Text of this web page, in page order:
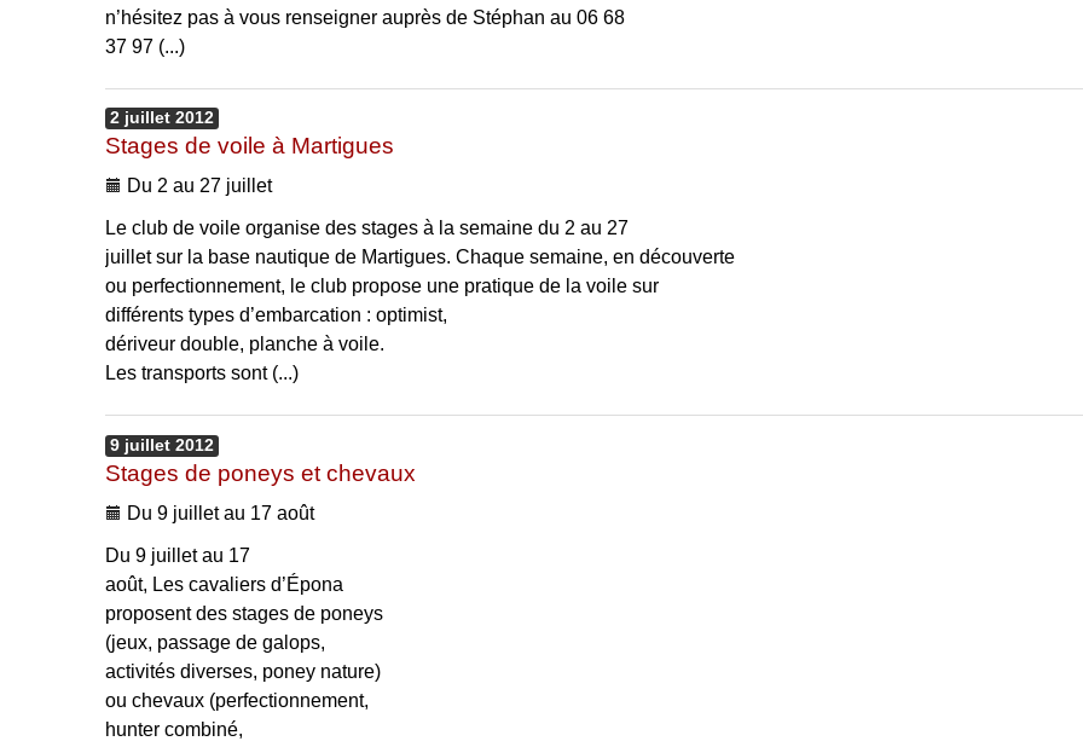
n’hésitez pas à vous renseigner auprès de Stéphan au 06 68
37 97 (...)
2 juillet 2012
Stages de voile à Martigues
Du 2 au 27 juillet
Le club de voile organise des stages à la semaine du 2 au 27
juillet sur la base nautique de Martigues. Chaque semaine, en découverte
ou perfectionnement, le club propose une pratique de la voile sur
différents types d’embarcation : optimist,
dériveur double, planche à voile.
Les transports sont (...)
9 juillet 2012
Stages de poneys et chevaux
Du 9 juillet au 17 août
Du 9 juillet au 17
août, Les cavaliers d’Épona
proposent des stages de poneys
(jeux, passage de galops,
activités diverses, poney nature)
ou chevaux (perfectionnement,
hunter combiné,